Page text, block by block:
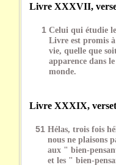
Livre XXXVII,
1 Celui qui étudie le
Livre est promis
vie, quelle que
apparence dans le
monde.
Livre XXXIX,
51 Hélas, trois fois
nous ne plaisons
aux " bien-
et les " bien-